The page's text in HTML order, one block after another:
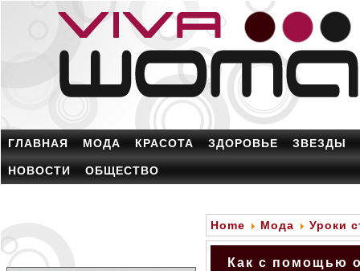
ГЛАВНАЯ МОДА КРАСОТА ЗДОРОВЬЕ ЗВЕЗДЫ
НОВОСТИ ОБЩЕСТВО
Home Мода Уроки
Как с помощью